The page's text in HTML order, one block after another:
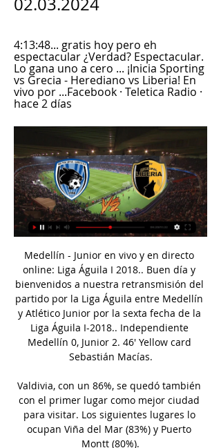
4:13:48... gratis hoy pero eh
espectacular ¿Verdad? Espectacular.
Lo gana uno a cero ... ¡Inicia Sporting
vs Grecia - Herediano vs Liberia! En
vivo por ...Facebook · Teletica Radio ·
hace 2 días
Medellín - Junior en vivo y en directo online: Liga Águila I 2018.. Buen día y bienvenidos a nuestra retransmisión del partido por la Liga Águila entre Medellín y Atlético Junior por la sexta fecha de la Liga Águila I-2018.. Independiente Medellín 0, Junior 2. 46' Yellow card Sebastián Macías.

Valdivia, con un 86%, se quedó también con el primer lugar como mejor ciudad para visitar. Los siguientes lugares lo ocupan Viña del Mar (83%) y Puerto Montt (80%).

HOY JUEVES 1º DE DICIEMBRE: CIERRE DE ACTIVIDADES DEL CENTRO CEIBAL TECNOLOGÍA EDUCATIVA DE TACUAREMBÓ (TRANSMISIÓN EN VIVO HORA 16)) Recibimos el mes de diciembre junto a docentes y amigos, que apoyaron y acompañaron las distintas actividades desarrolladas por el Centro Ceibal Tecnología Educativa en el presente año 2011.

LIBERIA VS ALAJUELENSE EN VIVO COSTA RICA - YouTube YouTube YouTube 4:18:13 YouTube GRANEGA TRANSMISIONES 2 2 oct 2023 2 oct 2023

A continuación se propone la predicción para el partido de fútbol Sporting de Gijón - Deportivo La Coruña, válido para la liga/copa Liga Adelante, jugado en el 15/09/2019 día. Mira las probabilidades de Liga Adelante. Vota por tus predicciones para ver lo que otros usuarios han votado.

VER BOLIVIA VS VENEZUELA EN VIVO Bolivia eventos 13:03. Santa Cruz ACTIVA TV - CANAL 31 Prol. Aroma # 78 Santa Cruz AD VENIR INTERNACIONAL Prolongación Aroma 78. CANAL 9 c. Junín # 46 esq. Quintana Oruro BOLIVISIÓN - CAN... Continue Reading . Share This: Facebook Twitter Google+. No hay comentarios: Enviar por correo.

Los Halcones se medirán en la finalísima de la Liga Argentina frente a Platense. Será un duelo, al mejor de cinco partidos, entre el número uno de la Conferencia Norte y el "1" de la Conferencia Sur. San Isidro venció en la final de la Norte a Barrio Parque (3-2 en la serie), y el "Calamar" superó a Atenas de Carmen de Patagones (3-1).

La ciclista cubana Arlenis Sierra, capitana del Astana Women´s Team, competirá este martes 22 en el Tour de Guangxi, en China, donde fue campeona en 2018, en la carrera que cierra la temporada élite mundial. 347 veces vista 0 Comentarios.

El delantero belga, que había sido el peor de su equipo, resuelve de cabeza un magnífico centro de Lato - El Valencia se clasifica para octavos de la Copa del Rey tras ganar al Ebro, de Segunda B, en otro pésimo partido de los delanteros

El Venezuela vs. Brasil de la fase de grupos terminó con victoria 2-1 para el ‘Scratch’. Fue la única caída de Venezuela en el Grupo A, donde terminó como líder con 9 puntos. En cambio, Brasilrecién clasificó en la última fecha derrotando (1-0) a Bolivia.

Los Guerreros de Oaxaca se convirtieron en el cuarto invitado al primer Playoff, luego de vencer 7-6 a los Bravos de León en el Juego de Eliminación de la Zona Sur del segundo Torneo de la Temporada 2018 de la Liga Mexicana de Beisbol (LMB).

Ecuador | Aeroméxico inició vuelos directos Guayaquil – México . 2 mayo, 2019 ManabiNoticias 0. La empresa Aeroméxico inició el miércoles sus operaciones desde Guayaquil hacia México, al momento, con tres vuelos a la semana.

Saprissa venció sin problemas 2-0 a Liberia por la Liga 9 sept 2023 — Liberia 1-1 Grecia Sporting San José 3-4 Liberia Liberia 2-1 Liberia EN VIVO? Este partido de la Liga Promerica se transmitirá EN ...

Entornointeligente.com / El domingo 28 de julio, Club Deportivo Macará recibió a Centro Deportivo Olmedo. Por la Fecha 19 de la LigaPro 2019, en el estadio Bellavista de la ciudad de Ambato, a las 18:30. Luis Alfredo Farache Benacerraf 100% Banco Link de Interés Macará llegaba al encuentro como puntero del campeonato.

Infogroup Tacuarembó, Tacuarembó. 3,3 mil Me gusta. Informática e insumos. Dirección. Empresa de vehículos de motor. Colibrí. Electrodomésticos. NyCh fiestas. Organizador de eventos. Vinicius - Articulos Para El Hogar. Compras y ventas minoristas. Office Center Papeleria. Librería. Tecnoluz Tacuarembo. Comercial e industrial.

Internacionales En Irán, compartir una foto en línea puede llevar a la cárcel. Imprimir: Tweet: Vahid está detenido en Teherán por haber publicado en línea unas fotografías rodeado de …

Diego Martínez. Date of Birth (Age): Jul 5, 1992 (27) Place of Birth: General Pacheco. Citizenship: Argentina. Height: 1. Lucas Diarte Left-Back Club Atlético San Martín. Nahuel Zárate Left-Back Club Atlético Fénix de Pilar.

SALZBURGO - REAL MADRID. Salzburgo - Real Madrid: horario, TV y dónde ver online hoy Conoce la fecha, hora, cómo ver en vivo por televisión y cómo seguir en directo online el Red Bull Salzburgo vs Real Madrid, amistoso de pretemporada; hoy, miércoles 7 de agosto

FUTV ADG 0-0 SAP. Resumen: Guanacasteca 0-0 Saprissa / Jornada 9 / Clausura 2024. Ver video. LIB 2-0 SFC. Resumen: Liberia 2-0 Sporting / Jornada 9 / Clausura 2024.

El Motagua, que hoy venció por 1-0 al Marathón, asumió el liderato del torneo Apertura de Honduras en el inicio de la jornada tres que había sido reprogramada por un paro de árbitros hace dos semanas exigiendo incremento de sus honorarios.Dirigido por el argentino-hondureño Diego Vásquez, el Motagua sumó su segundo triunfo.

Alajuelense empató 3-3 con Liberia por la Liga Promerica 1 oct 2023 — Sigue AQUÍ el partido Alajuelense vs. Liberia EN DIRECTO este domingo 1 de octubre por la fecha 13 de la Liga Promerica 2023 vía La ...

Fútbol Nacional de Primera División | By Teletica Radio 3:53:58Inicia Jornada 18: Cartaginés vs Liberia! En vivo por Teletica Radio 91.5 F.M. y teleticaradio Grecia contra el club sport herediano ...Facebook · Teletica Radio · 5 nov 2023

Consiga nuestros pronósticos y sigue el resultado de tus apuestas en directo del partido Defensores de Cambaceres vs. CA Defensores Unidos de Primera C (Fútbol) el 04.10.2017.

La parte del este de Ecuador forma la parte de la cuenca del Amazonas. La región de Amazonica, es el mundo mas grande de selva tropical, donde fluye más de un tercio del agua dulce de la tierra, anfitriones del mundo por poseer una diversidad biológica enorme y muchas especies únicas.

Resultado Nacional Asuncion Deportivo Liberacion en directo: consulte las estadísticas de Nacional Asuncion Deportivo Liberacion, partido del 03 October 2018 y siga el marcador en directo.

Por su parte, el cuadro yucateco venció por la mínima diferencia a Leones Negros en Mérida con un gol anotado por el eje de ataque Alan Murialdo. El partido se jugará a partir de las 20 horas. El capitán del Gran Pez, Jesús Roberto Chávez catalogó a Venados como un equipo fuerte, que complica los partidos cuando juega de visitante.

Liberia: marcadores en directo, resultados y partidos, Grecia La página del Liberia en Flashscore.es ofrece marcadores en directo, resultados, clasificaciones y detalles de los partidos (goleadores, tarjetas, etc.).

Hola amigos, hoy día regresamos con la transmisión de partidos de fútbol en VIVO Online, por eso el día 27 de Abril 2010, se va a presentar el partido entre los equipos de Deportivo Cuenca vs Barcelona por la Copa Credife 2010 de Ecuador, para lo disfruten como si estuvieran viendo la TV en VIVO y en directo (online), así que solamente necesitarás una PC, una conexión a internet y luego.

Todo está listo para que el gimnasio Luis Ramos de Puerto La Cruz, sede de Marinos de Anzoátegui, albergue el encuentro entre Criollos e Importados, cuyo salto entre dos está pautado para las 8:00 p.m. con transmisión de Directv Sports y Meridiano Televisión-TeleAragua.

LOGROÑO, 12 Jun. (EUROPA PRESS) - La asociación riojana de donantes de sangre Adonar prevé que La Rioja, con 31 donaciones por 1.000 habitantes en 2007, se sitúe a la cola de España en esta materia, y atribuye estos "malos resultados" a la gestión de la Fundación Rioja Salud.

Luego el trabajo del abridor Nelson Figueroa de 38 años de edad, fue simplemente espectacular, ya que completó 6 entradas, y en dicho ínterin concedió dos hits, ponchó a dos y otorgó un boleto, localizando bien la recta y lanzando con maestría …

Horario, resultado y estadísticas del Atlético Huila - Cúcuta Deportivo | Clausura Colombia 2019 ¡Vas a denunciar un contenido! x. Denuncia sólo contenidos que incumplan nuestras Normas de uso o conducta. Aunque revisamos todas las denuncias que nos llegan, sólo respondemos si procede.

Con la intención de juntar la cantidad necesaria para asegurar el éxito en el nuevo certamen organizado por la Confederación Argentina y como ya viene sucediendo, la entidad madre del básquetbol argentino cursó invitaciones a distintos clubes para ocupar las plazas vacantes. En este caso es en la Region NEA, conformada por Corrientes.

El Fraikin BM. Granollers promedia unos encuentros con menos de 52 goles de promedio en esta temporada asobal, este marcador es consecuencia de los pocos goles recibidos en su contra, menos de 25 por encuentro frente a los casi 27 que ellos logran marcar.

Mojaron todos: Los jugadores en la cancha, y La Banda del Parque en la Tribuna que no paró de alentar bajo el agua. El Decano dio una demostración de juego colectivo y dinámica para vencer a RaSinGente por 5 a 0 Día entre semana. Tiempo inclemente. Nacional que te hace olvidar que te mojaste, que […]

Municipal Liberia vs Deportivo Saprissa en vivo - YouTube YouTube YouTube 1:28 YouTube EA SPORTS NC hace 3 semanas hace 3 semanas

Esta será la nómina que enfrentará desde la 7:30 pm a Envigado en el Polideportivo Sur por la fecha 12 de la Liga Aguila 2019-1. Titular: Míguel Solis, Juan Daniel Roa, José Moya, Fainer Torijano, Nicolás Gil, Carlos Atboelda, Andrés Pérez, Baldomero Perlaza, Fabio Burbano, Brayan Perea y Carmelo Valencia.

Tus pasajes de avión a Estados Unidos están muy cerca. Andá preparando las valijas y dejá todas las preocupaciones atrás, para disfrutar los paisajes de este hermoso país.Buscá los destinos que más te gusten en Estados Unidos, elegí tus fechas y cantidad de personas que van a viajar y todo listo.

El Colectivo Ciudadano de Quetzaltenango y la Asamblea Social Popular Indígena se presentaron este lunes a las sedes del Tribunal Supremo